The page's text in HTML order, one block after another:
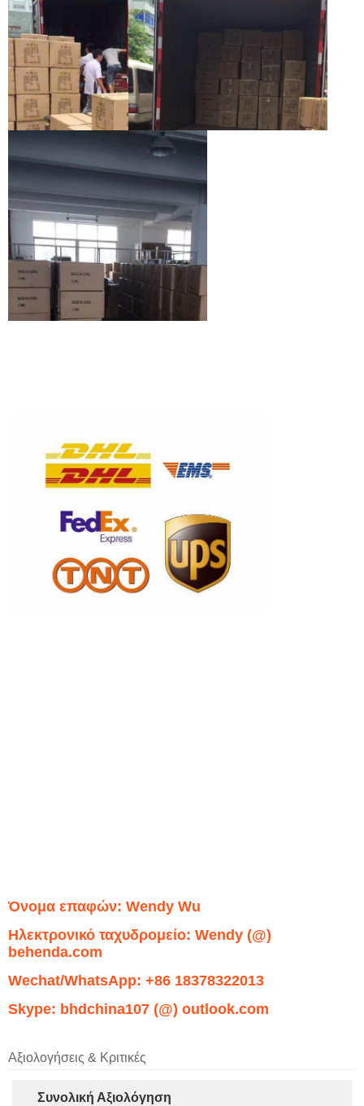
Όνομα επαφών: Wendy Wu
Ηλεκτρονικό ταχυδρομείο: Wendy (@)
behenda.com
Wechat/WhatsApp: +86 18378322013
Skype: bhdchina107 (@) outlook.com
Αξιολογήσεις & Κριτικές
Συνολική Αξιολόγηση